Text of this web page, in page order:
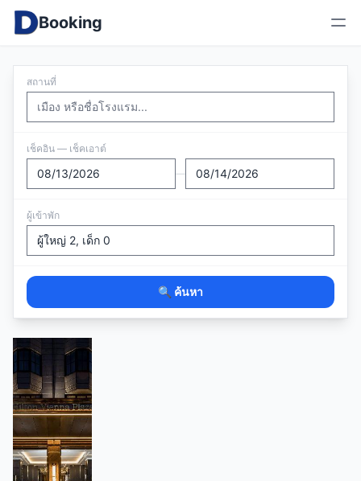
Booking
สถานที่
เช็คอิน — เช็คเอาต์
—
ผู้เข้าพัก
🔍 ค้นหา